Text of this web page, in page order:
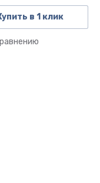
в 1 клик